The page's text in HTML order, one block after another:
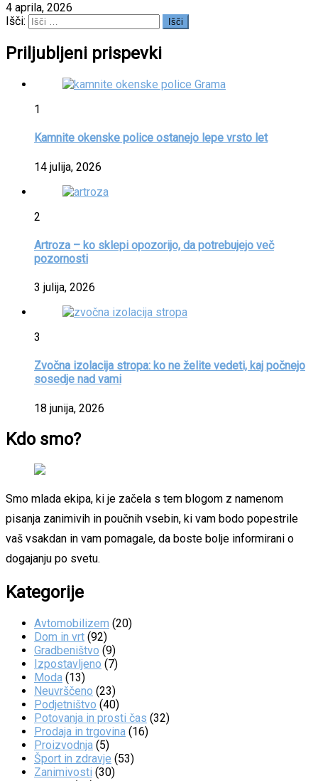
4 aprila, 2026
Išči:
Priljubljeni prispevki
1
Kamnite okenske police ostanejo lepe vrsto let
14 julija, 2026
2
Artroza – ko sklepi opozorijo, da potrebujejo več
pozornosti
3 julija, 2026
3
Zvočna izolacija stropa: ko ne želite vedeti, kaj počnejo
sosedje nad vami
18 junija, 2026
Kdo smo?
Smo mlada ekipa, ki je začela s tem blogom z namenom
pisanja zanimivih in poučnih vsebin, ki vam bodo popestrile
vaš vsakdan in vam pomagale, da boste bolje informirani o
dogajanju po svetu.
Kategorije
Avtomobilizem (20)
Dom in vrt (92)
Gradbeništvo (9)
Izpostavljeno (7)
Moda (13)
Neuvrščeno (23)
Podjetništvo (40)
Potovanja in prosti čas (32)
Prodaja in trgovina (16)
Proizvodnja (5)
Šport in zdravje (53)
Zanimivosti (30)